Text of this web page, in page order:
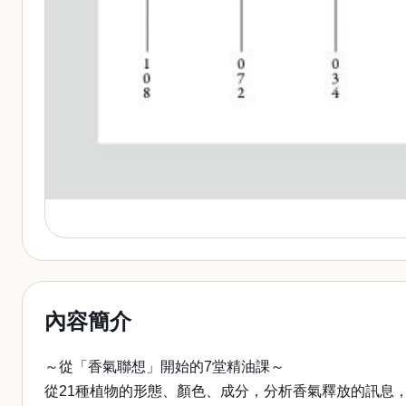
內容簡介
～從「香氣聯想」開始的7堂精油課～
從21種植物的形態、顏色、成分，分析香氣釋放的訊息，